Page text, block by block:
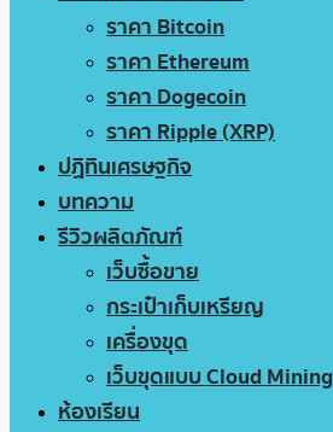
ราคา Bitcoin
ราคา Ethereum
ราคา Dogecoin
ราคา Ripple (XRP)
ปฏิทินเศรษฐกิจ
บทความ
รีวิวผลิตภัณฑ์
เว็บซื้อขาย
กระเป๋าเก็บเหรียญ
เครื่องขุด
เว็บขุดแบบ Cloud Mining
ห้องเรียน